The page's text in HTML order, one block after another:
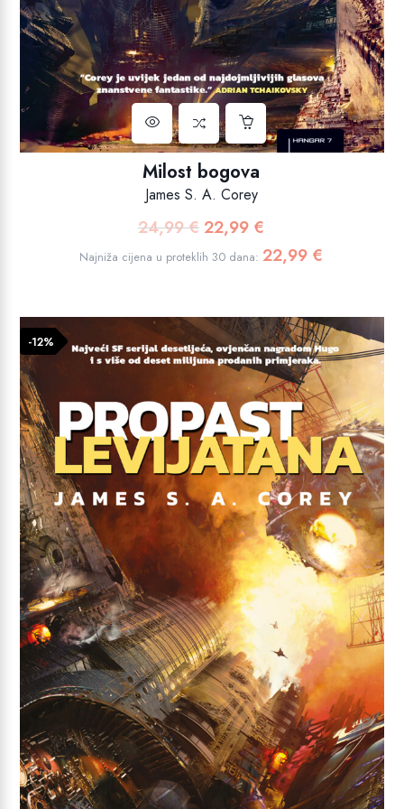
Milost bogova
James S. A. Corey
24,99€ Izvorna
cijena
24,99 €.
22,99 €
cijena
Najniža cijena u proteklih 30 dana: 22,99 €
-12%